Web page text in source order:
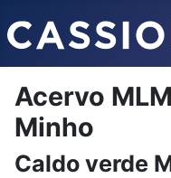
Acervo
Minho
Caldo verde